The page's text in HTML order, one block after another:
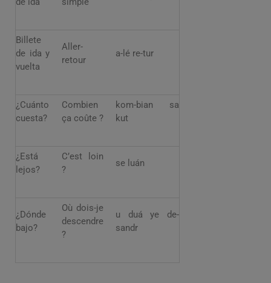
Billete
de ida y
vuelta
Aller-
retour
a-lé re-tur
¿Cuánto
cuesta?
Combien
ça coûte ?
kom-bian sa
kut
¿Está
lejos?
C’est loin
?
se luán
¿Dónde
bajo?
Où dois-je
descendre
?
u duá ye de-
sandr